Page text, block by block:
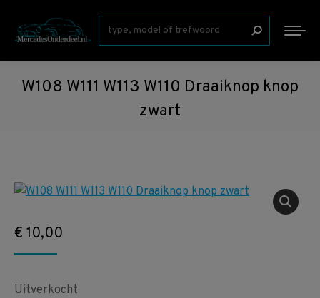
Zoeken:
W108 W111 W113 W110 Draaiknop knop
zwart
€ 10,00
Uitverkocht